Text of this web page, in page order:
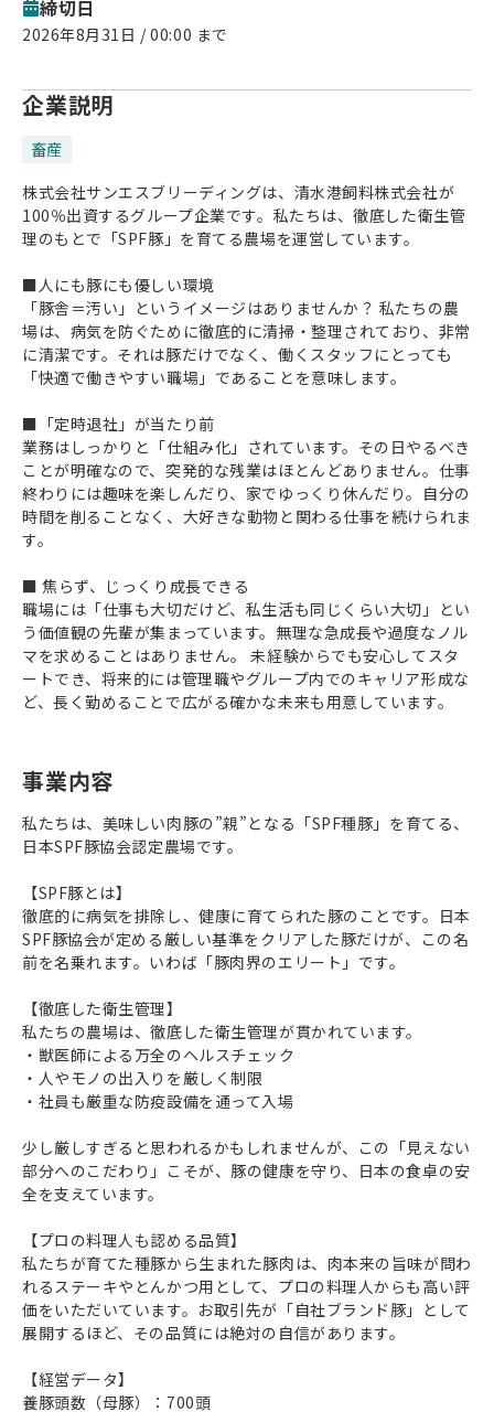
締切日
2026年8月31日 / 00:00 まで
企業説明
畜産
株式会社サンエスブリーディングは、清水港飼料株式会社が
100％出資するグループ企業です。私たちは、徹底した衛生管
理のもとで「SPF豚」を育てる農場を運営しています。
■人にも豚にも優しい環境
「豚舎＝汚い」というイメージはありませんか？ 私たちの農
場は、病気を防ぐために徹底的に清掃・整理されており、非常
に清潔です。それは豚だけでなく、働くスタッフにとっても
「快適で働きやすい職場」であることを意味します。
■「定時退社」が当たり前
業務はしっかりと「仕組み化」されています。その日やるべき
ことが明確なので、突発的な残業はほとんどありません。仕事
終わりには趣味を楽しんだり、家でゆっくり休んだり。自分の
時間を削ることなく、大好きな動物と関わる仕事を続けられま
す。
■ 焦らず、じっくり成長できる
職場には「仕事も大切だけど、私生活も同じくらい大切」とい
う価値観の先輩が集まっています。無理な急成長や過度なノル
マを求めることはありません。 未経験からでも安心してスタ
ートでき、将来的には管理職やグループ内でのキャリア形成な
ど、長く勤めることで広がる確かな未来も用意しています。
事業内容
私たちは、美味しい肉豚の”親”となる「SPF種豚」を育てる、
日本SPF豚協会認定農場です。
【SPF豚とは】
徹底的に病気を排除し、健康に育てられた豚のことです。日本
SPF豚協会が定める厳しい基準をクリアした豚だけが、この名
前を名乗れます。いわば「豚肉界のエリート」です。
【徹底した衛生管理】
私たちの農場は、徹底した衛生管理が貫かれています。
・獣医師による万全のヘルスチェック
・人やモノの出入りを厳しく制限
・社員も厳重な防疫設備を通って入場
少し厳しすぎると思われるかもしれませんが、この「見えない
部分へのこだわり」こそが、豚の健康を守り、日本の食卓の安
全を支えています。
【プロの料理人も認める品質】
私たちが育てた種豚から生まれた豚肉は、肉本来の旨味が問わ
れるステーキやとんかつ用として、プロの料理人からも高い評
価をいただいています。お取引先が「自社ブランド豚」として
展開するほど、その品質には絶対の自信があります。
【経営データ】
養豚頭数（母豚）：700頭